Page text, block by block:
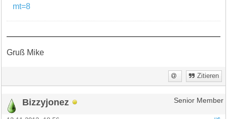
mt=8
Gruß Mike
Zitieren
Bizzyjonez Senior Member